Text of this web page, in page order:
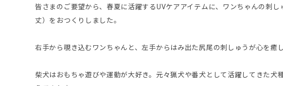
皆さまのご要望から、春夏に活躍するUVケアアイテムに、ワンちゃんの刺
丈）をおつくりしました。
右手から覗き込むワンちゃんと、左手からはみ出た尻尾の刺しゅうが心を癒
柴犬はおもちゃ遊びや運動が大好き。元々猟犬や番犬として活躍してきた